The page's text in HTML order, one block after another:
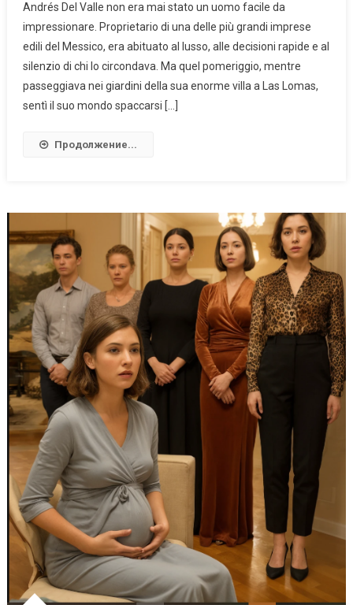
Andrés Del Valle non era mai stato un uomo facile da
impressionare. Proprietario di una delle più grandi imprese
edili del Messico, era abituato al lusso, alle decisioni rapide e al
silenzio di chi lo circondava. Ma quel pomeriggio, mentre
passeggiava nei giardini della sua enorme villa a Las Lomas,
sentì il suo mondo spaccarsi […]
Продолжение...